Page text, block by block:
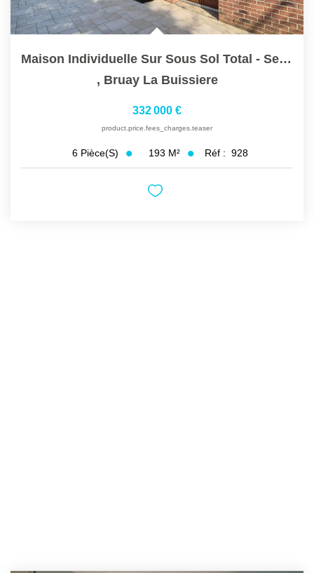
Maison Individuelle Sur Sous Sol Total - Semi Plain Pied
, Bruay La Buissiere
332 000 €
product.price.fees_charges.teaser
6 Pièce(s) 193 M² Réf : 928